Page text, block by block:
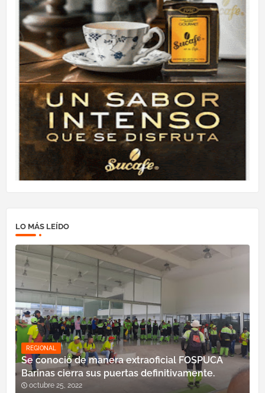
LO MÁS LEÍDO
REGIONAL
Se conoció de manera extraoficial FOSPUCA
Barinas cierra sus puertas definitivamente.
octubre 25, 2022